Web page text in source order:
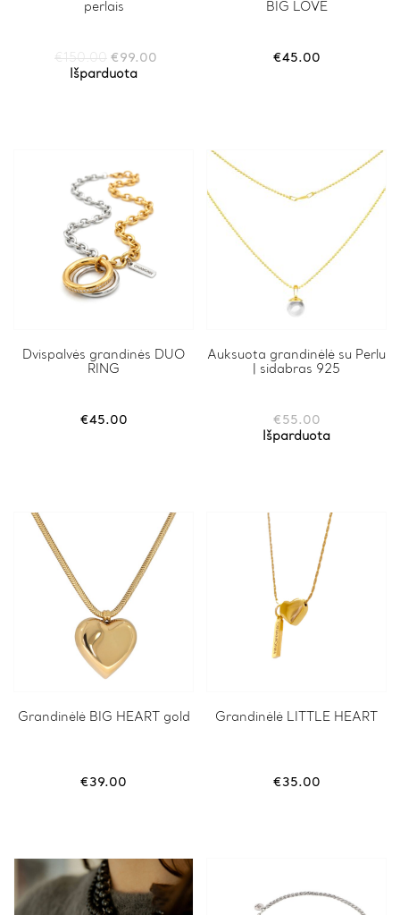
perlais
€150.00 Original
price
€ 99.00
Išparduota
BIG LOVE
€45.00
Dvispalvės grandinės DUO
RING
€45.00
Auksuota grandinėlė su Perlu
| sidabras 925
€ 55.00
Išparduota
Grandinėlė BIG HEART gold
€39.00
Grandinėlė LITTLE HEART
€35.00